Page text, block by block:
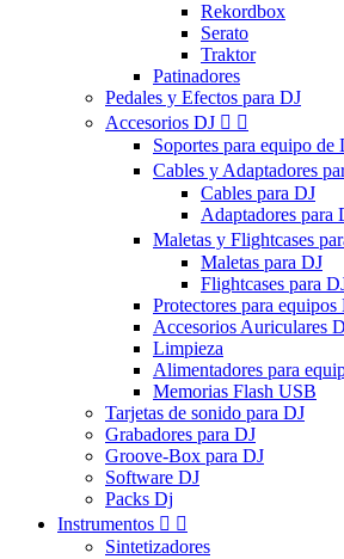
Rekordbox
Serato
Traktor
Patinadores
Pedales y Efectos para DJ
Accesorios DJ  
Soportes para equipo de
Cables y Adaptadores
Cables para DJ
Adaptadores para
Maletas y Flightcases
Maletas para DJ
Flightcases para
Protectores para equipos
Accesorios Auriculares
Limpieza
Alimentadores para
Memorias Flash USB
Tarjetas de sonido para DJ
Grabadores para DJ
Groove-Box para DJ
Software DJ
Packs Dj
Instrumentos  
Sintetizadores